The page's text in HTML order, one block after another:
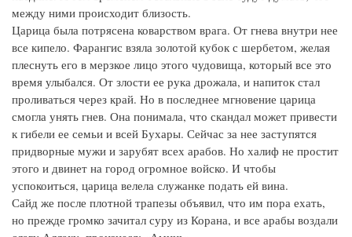
между ними происходит близость.
Царица была потрясена коварством врага. От гнева внутри нее
все кипело. Фарангис взяла золотой кубок с шербетом, желая
плеснуть его в мерзкое лицо этого чудовища, который все это
время улыбался. От злости ее рука дрожала, и напиток стал
проливаться через край. Но в последнее мгновение царица
смогла унять гнев. Она понимала, что скандал может привести
к гибели ее семьи и всей Бухары. Сейчас за нее заступятся
придворные мужи и зарубят всех арабов. Но халиф не простит
этого и двинет на город огромное войско. И чтобы
успокоиться, царица велела служанке подать ей вина.
Сайд же после плотной трапезы объявил, что им пора ехать,
но прежде громко зачитал суру из Корана, и все арабы воздали